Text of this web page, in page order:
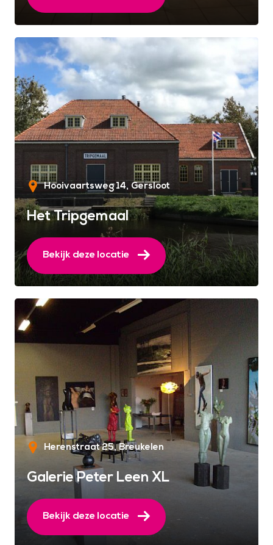
Hooivaartsweg 14 Gersloot
Het Tripgemaal
Bekijk deze locatie
Herenstraat 25 Breukelen
Galerie Peter Leen XL
Bekijk deze locatie